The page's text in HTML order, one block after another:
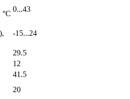
°C
0...43
-15...24
29.5
12
41.5
20